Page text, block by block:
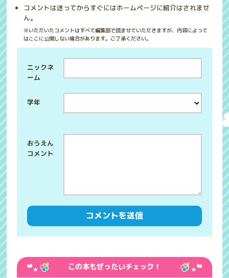
コメントは送ってからすぐにはホームページに紹介はされませ
ん。
※いただいたコメントはすべて編集部で読ませていただきますが、内容によって
はここに公開しない場合があります。ご了承ください。
学年
ニックネ
ーム
この本もぜったいチェック！